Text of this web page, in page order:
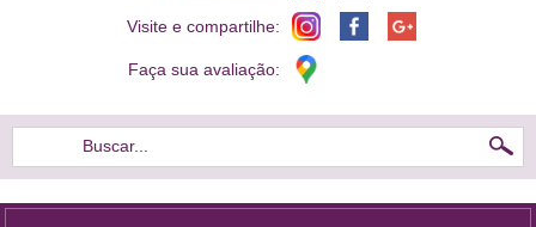
Visite e compartilhe:
Faça sua avaliação:
Buscar...